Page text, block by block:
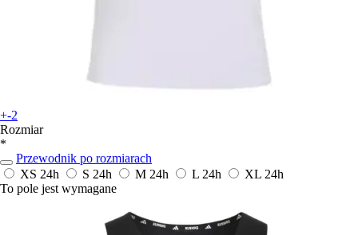
+-2
Rozmiar
*
Przewodnik po rozmiarach
XS 24h S 24h M 24h L 24h XL 24h
To pole jest wymagane